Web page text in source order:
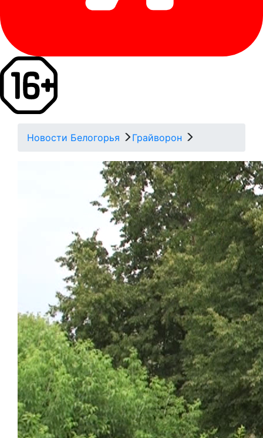
Новости Белогорья Грайворон